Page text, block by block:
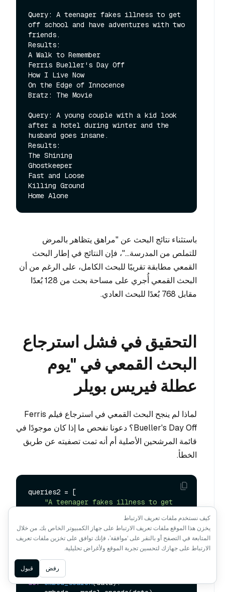
Query: A teenager fakes illness to get
off school and have adventures with two
friends.
Results:
A Walk to Remember
Ferris Bueller's Day Off
How I Live Now
On the Edge of Innocence
Bratz: The Movie
Query: A young couple with a kid look
after a hotel during winter and the
husband goes insane.
Results:
The Shining
Ghostkeeper
Fast and Loose
Killing Ground
باستثناء نتائج البحث عن "مراهق يتظاهر بالمرض
للتملص من المدرسة..."، فإن النتائج في إطار البحث
القمعي مطابقة تقريبًا للبحث الكامل، على الرغم من أن
البحث القمعي أُجري على مساحة بحث من 128 بُعدًا
مقابل 768 بُعدًا للبحث العادي.
التحقيق في فشل استرجاع
البحث القمعي في "يوم
عطلة فيريس بويلر
لماذا لم ينجح البحث القمعي في استرجاع فيلم Ferris
Bueller's Day Off؟ دعونا نفحص ما إذا كان موجودًا في
قائمة المرشحين الأصلية أم أنه تمت تصفيته عن طريق
الخطأ.
queries2 = [
"A teenager fakes illness to get
]
# Search the database based on input
text
def embed_search(data):
كيف نستخدم ملفات تعريف الارتباط
يخزن هذا الموقع ملفات تعريف الارتباط على جهاز الكمبيوتر الخاص بك. من خلال
المتابعة في التصفح أو بالنقر على ‘موافقة’، فإنك توافق على تخزين ملفات تعريف
الارتباط على جهازك لتحسين تجربة الموقع ولأغراض تحليلية.
رفض قبول